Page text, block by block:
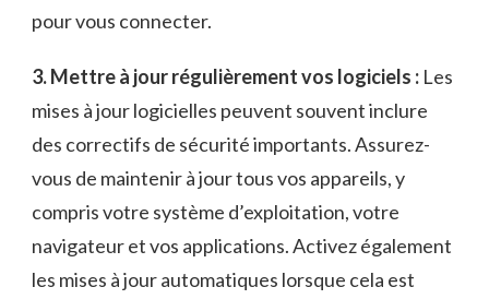
pour vous connecter.
3. Mettre‌ à jour régulièrement⁣ vos logiciels : Les
mises à jour logicielles peuvent souvent inclure
des ⁤correctifs⁢ de sécurité importants. ⁣Assurez-
vous de maintenir à ⁤jour tous vos appareils,‌ y
compris votre système d’exploitation, ​votre
navigateur et vos applications. Activez ​également ​
les mises à jour⁣ automatiques lorsque cela est